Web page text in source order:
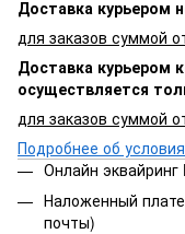
Доставка курьером
для заказов суммой
Доставка курьером
осуществляется
для заказов суммой
Подробнее об
Онлайн
Наложенный
почты)